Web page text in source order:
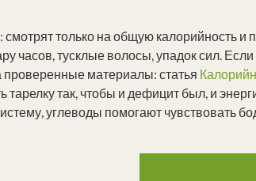
только на общую калорийность и
часов, тусклые волосы, упадок сил. Если
проверенные материалы: статья
тарелку так, чтобы и дефицит был, и
углеводы помогают чувствовать